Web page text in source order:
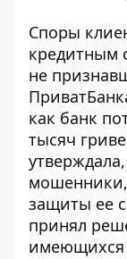
Споры
кредитным
не
как банк
тысяч
защиты ее
принял
имеющихся